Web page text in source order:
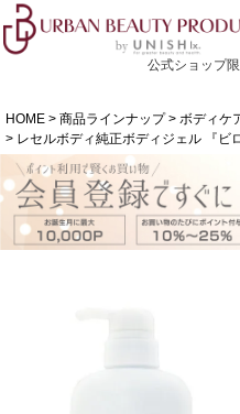
公式ショップ
HOME 商品ラインナップ ボディケ
レセルボディ純正ボディジェル 『ビ